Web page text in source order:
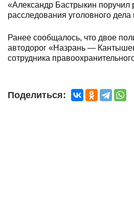
«Александр Бастрыкин
расследования уголовного
Ранее сообщалось, что двое
автодорог «Назрань —
сотрудника
Поделиться: